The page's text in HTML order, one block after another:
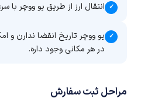
✓ انتقال ارز از طریق یو ووچر
✓ یو ووچر تاریخ انقضا ندارن و
در هر مکانی وجود داره.
مراحل ثبت سفارش